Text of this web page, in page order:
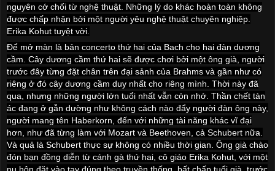
nguyên cớ chối từ nghệ thuật. Những lý do khác hoàn toàn không
được chấp nhận bởi một người yêu nghệ thuật chuyên nghiệp.
Erika Kohut tuyệt vời.
Để mở màn là bản concerto thứ hai của Bach cho hai đàn dương
cầm. Cây dương cầm thứ hai sẽ được chơi bởi một ông già, người
trước đây từng đặt chân trên đại sảnh của Brahms và gần như có
riêng ở đó cây dương cầm duy nhất cho riêng mình. Thời này đã
qua, nhưng những người lớn tuổi nhất vẫn còn nhớ. Thần chết tàn
ác đang ở gẫn dường như không cách nào đẩy người đàn ông này,
người mang tên Haberkorn, đến với những tài năng khác vĩ đại
hơn, như đã từng làm với Mozart và Beethoven, cả Schubert nữa.
Và quả là Schubert thực sự không có nhiều thời gian. Ông già chào
đón bạn đồng diễn từ cánh gà thứ hai, cô giáo Erika Kohut, với một